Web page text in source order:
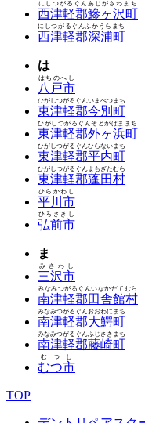
西津軽郡鰺ヶ沢町
にしつがるぐんあじがさわまち
西津軽郡深浦町
にしつがるぐんふかうらまち
は
八戸市
はちのへし
東津軽郡今別町
ひがしつがるぐんいまべつまち
東津軽郡外ヶ浜町
ひがしつがるぐんそとがはままち
東津軽郡平内町
ひがしつがるぐんひらないまち
東津軽郡蓬田村
ひがしつがるぐんよもぎたむら
平川市
ひらかわし
弘前市
ひろさきし
ま
三沢市
みさわし
南津軽郡田舎館村
みなみつがるぐんいなかだてむら
南津軽郡大鰐町
みなみつがるぐんおおわにまち
南津軽郡藤崎町
みなみつがるぐんふじさきまち
むつ市
むつし
TOP